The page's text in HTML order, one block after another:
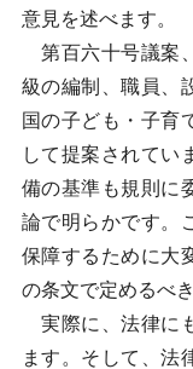
意見を述べます。
第百六十号議案
級の編制、職員、
国の子ども・子育
して提案されてい
備の基準も規則に
論で明らかです。
保障するために大
の条文で定めるべ
実際に、法律に
ます。そして、法